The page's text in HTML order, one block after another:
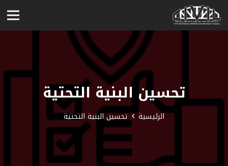
تحسين البنية التحتية
الرئيسية تحسين البنية التحتية